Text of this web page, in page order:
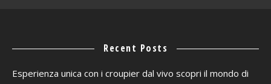
Recent Posts
Esperienza unica con i croupier dal vivo scopri il mondo di